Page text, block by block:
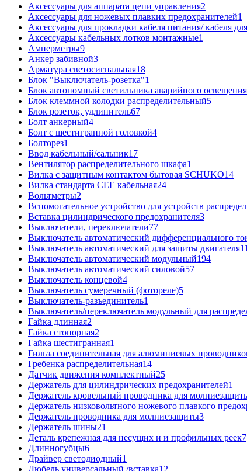
Аксессуары для аппарата цепи управления2
Аксессуары для ножевых плавких предохранителей1
Аксессуары для прокладки кабеля питания/ кабеля
Аксессуары кабельных лотков монтажные1
Амперметры9
Анкер забивной3
Арматура светосигнальная18
Блок "Выключатель-розетка"1
Блок автономный светильника аварийного освещения
Блок клеммной колодки распределительный5
Блок розеток, удлинитель67
Болт анкерный4
Болт с шестигранной головкой4
Болторез1
Ввод кабельный/сальник17
Вентилятор распределительного шкафа1
Вилка с защитным контактом бытовая SCHUKO14
Вилка стандарта CEE кабельная24
Вольтметры2
Вспомогательное устройство для устройств
Вставка цилиндрического предохранителя3
Выключатели, переключатели77
Выключатель автоматический дифференциального
Выключатель автоматический для защиты двигателя11
Выключатель автоматический модульный194
Выключатель автоматический силовой57
Выключатель концевой4
Выключатель сумеречный (фотореле)5
Выключатель-разъединитель1
Выключатель/переключатель модульный для
Гайка длинная2
Гайка стопорная2
Гайка шестигранная1
Гильза соединительная для алюминиевых
Гребенка распределительная14
Датчик движения комплектный25
Держатель для цилиндрических предохранителей1
Держатель кровельный проводника для
Держатель низковольтного ножевого плавкого
Держатель проводника для молниезащиты3
Держатель шины21
Деталь крепежная для несущих и и профильных реек7
Длинногубцы6
Драйвер светодиодный1
Дюбель универсальный /вставка12